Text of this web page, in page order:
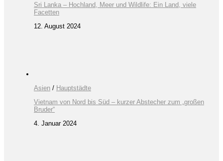
Sri Lanka – Hochland, Meer und Wildlife: Ein Land, viele
Facetten
12. August 2024
Asien / Hauptstädte
Vietnam von Nord bis Süd – kurzer Abstecher zum „großen
Bruder“
4. Januar 2024